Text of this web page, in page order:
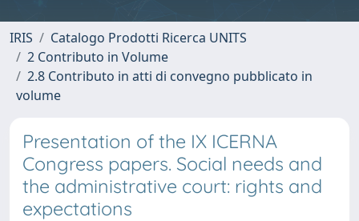
IRIS
Catalogo Prodotti Ricerca UNITS
2 Contributo in Volume
2.8 Contributo in atti di convegno pubblicato in
volume
Presentation of the IX ICERNA
Congress papers. Social needs and
the administrative court: rights and
expectations